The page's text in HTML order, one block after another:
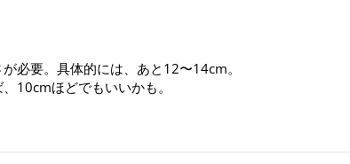
必要。具体的には、あと12〜14cm。
10cmほどでもいいかも。